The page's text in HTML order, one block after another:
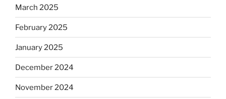
March 2025
February 2025
January 2025
December 2024
November 2024